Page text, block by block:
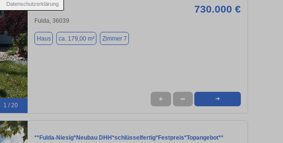
Datenschutzerklärung
1 / 20
730.000 €
Fulda, 36039
Haus ca. 179,00 m² Zimmer 7
★ ➦ ➜
**Fulda-Niesig*Neubau DHH*schlüsselfertig*Festpreis*Topangebot**